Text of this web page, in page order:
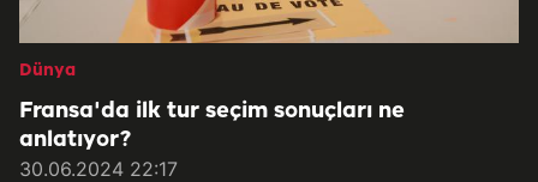
Dünya
Fransa'da ilk tur seçim sonuçları ne
anlatıyor?
30.06.2024 22:17